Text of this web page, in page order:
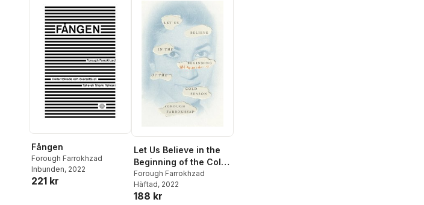
Fången
Forough Farrokhzad
Inbunden, 2022
221 kr
Let Us Believe in the
Beginning of the Cold
Season
Forough Farrokhzad
Häftad, 2022
188 kr